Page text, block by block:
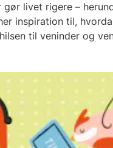
gør livet rigere –
inspiration til,
til veninder og